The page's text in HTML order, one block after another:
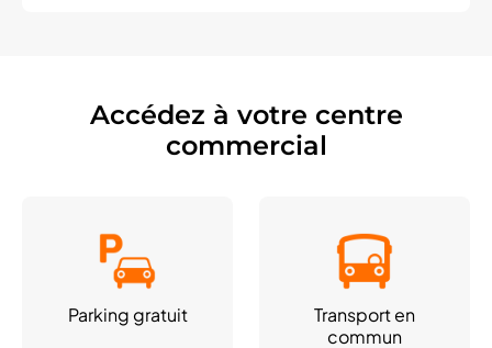
Accédez à votre centre
commercial
Parking gratuit
Transport en
commun